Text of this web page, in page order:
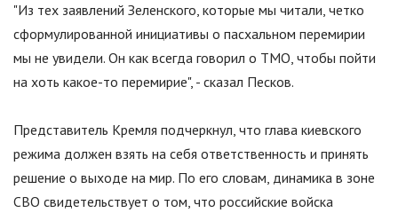
"Из тех заявлений Зеленского, которые мы читали, четко
сформулированной инициативы о пасхальном перемирии
мы не увидели. Он как всегда говорил о ТМО, чтобы пойти
на хоть какое-то перемирие", - сказал Песков.
Представитель Кремля подчеркнул, что глава киевского
режима должен взять на себя ответственность и принять
решение о выходе на мир. По его словам, динамика в зоне
СВО свидетельствует о том, что российские войска